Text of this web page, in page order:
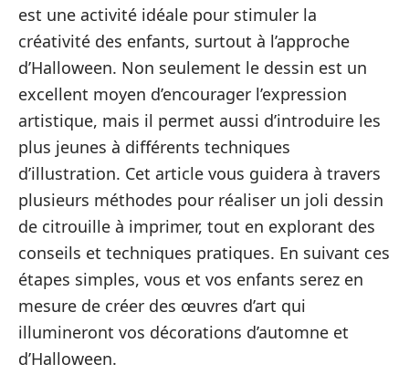
est une activité idéale pour stimuler la
créativité des enfants, surtout à l’approche
d’Halloween. Non seulement le dessin est un
excellent moyen d’encourager l’expression
artistique, mais il permet aussi d’introduire les
plus jeunes à différents techniques
d’illustration. Cet article vous guidera à travers
plusieurs méthodes pour réaliser un joli dessin
de citrouille à imprimer, tout en explorant des
conseils et techniques pratiques. En suivant ces
étapes simples, vous et vos enfants serez en
mesure de créer des œuvres d’art qui
illumineront vos décorations d’automne et
d’Halloween.